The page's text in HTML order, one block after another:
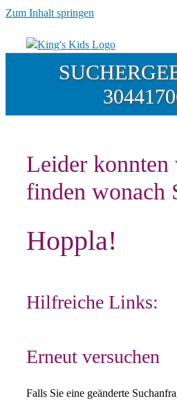
Zum Inhalt springen
Leider
finden wonach
Hoppla!
Hilfreiche Links:
Erneut versuchen
Falls Sie eine geänderte